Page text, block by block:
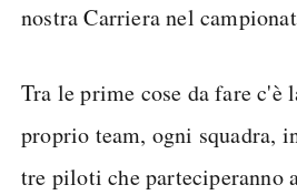
nostra Carriera nel
Tra le prime cose da fare c'è
proprio team, ogni squadra,
tre piloti che parteciperanno